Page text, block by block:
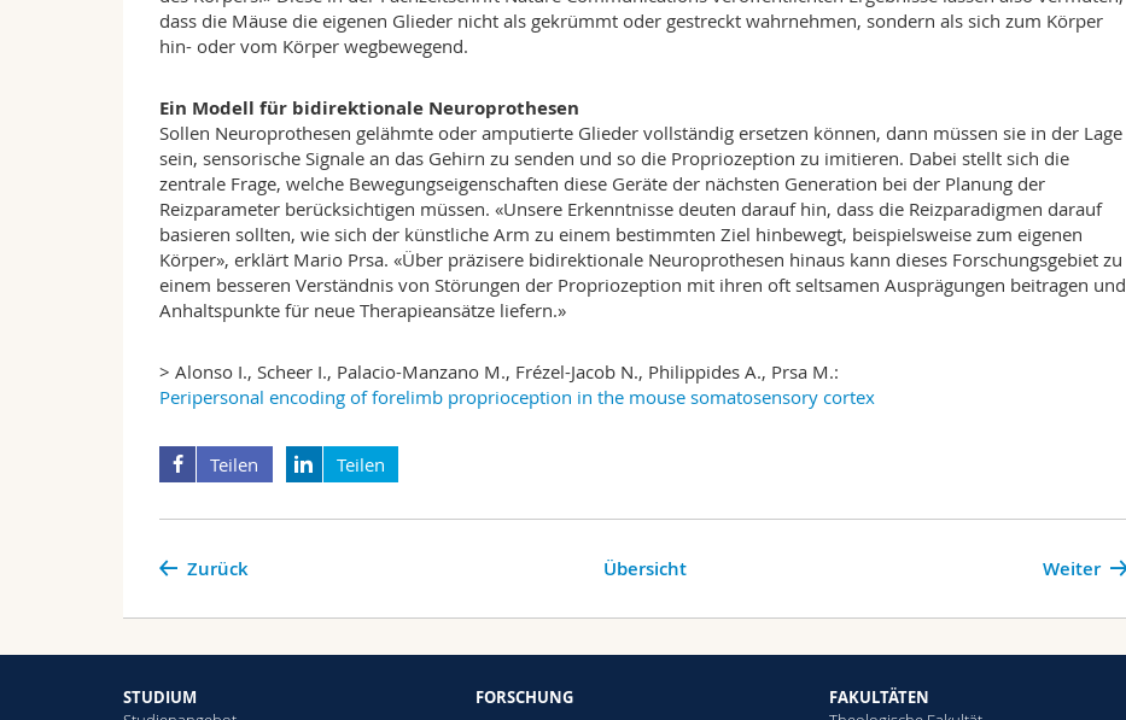
dass die Mäuse die eigenen Glieder nicht als gekrümmt oder gestreckt wahrnehmen, sondern als sich zum Körper
hin- oder vom Körper wegbewegend.
Ein Modell für bidirektionale Neuroprothesen
Sollen Neuroprothesen gelähmte oder amputierte Glieder vollständig ersetzen können, dann müssen sie in der Lage
sein, sensorische Signale an das Gehirn zu senden und so die Propriozeption zu imitieren. Dabei stellt sich die
zentrale Frage, welche Bewegungseigenschaften diese Geräte der nächsten Generation bei der Planung der
Reizparameter berücksichtigen müssen. «Unsere Erkenntnisse deuten darauf hin, dass die Reizparadigmen darauf
basieren sollten, wie sich der künstliche Arm zu einem bestimmten Ziel hinbewegt, beispielsweise zum eigenen
Körper», erklärt Mario Prsa. «Über präzisere bidirektionale Neuroprothesen hinaus kann dieses Forschungsgebiet zu
einem besseren Verständnis von Störungen der Propriozeption mit ihren oft seltsamen Ausprägungen beitragen und
Anhaltspunkte für neue Therapieansätze liefern.»
> Alonso I., Scheer I., Palacio-Manzano M., Frézel-Jacob N., Philippides A., Prsa M.:
Peripersonal encoding of forelimb proprioception in the mouse somatosensory cortex
Teilen Teilen
Weiter
Zurück Übersicht
STUDIUM
FORSCHUNG
FAKULTÄTEN